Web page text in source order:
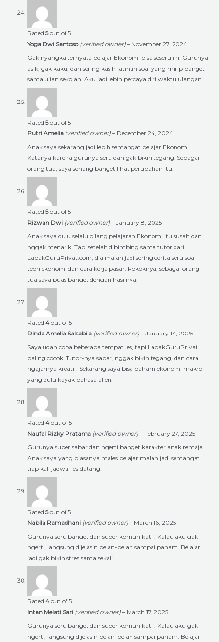
Rated 5out of 5
Yoga Dwi Santoso (verified owner) – November 27, 2024
Gak nyangka ternyata belajar Ekonomi bisa seseru ini. Gurunya
asik, gak kaku, dan sering kasih latihan soal yang mirip banget
sama ujian sekolah. Aku jadi lebih percaya diri waktu ulangan.
Rated 5out of 5
Putri Amelia (verified owner) – December 24, 2024
Anak saya sekarang jadi lebih semangat belajar Ekonomi.
Katanya karena gurunya seru dan gak bikin tegang. Sebagai
orang tua, saya senang banget lihat perubahan itu.
Rated 5out of 5
Rizwan Dwi (verified owner) – January 8, 2025
Anak saya dulu selalu bilang pelajaran Ekonomi itu susah dan
nggak menarik. Tapi setelah dibimbing sama tutor dari
LapakGuruPrivat.com, dia malah jadi sering cerita seru soal
teori ekonomi dan cara kerja pasar. Pokoknya, sebagai orang
tua saya puas banget dengan hasilnya.
Rated 4 out of 5
Dinda Amelia Salsabila (verified owner) – January 14, 2025
Saya udah coba beberapa tempat les, tapi LapakGuruPrivat
paling cocok. Tutor-nya sabar, nggak bikin tegang, dan cara
ngajarnya kreatif. Sekarang saya bisa paham ekonomi makro
yang dulu kayak bahasa alien.
Rated 4 out of 5
Naufal Rizky Pratama (verified owner) – February 27, 2025
Gurunya super sabar dan ngerti banget karakter anak remaja.
Anak saya yang biasanya males belajar malah jadi semangat
tiap kali jadwal les datang.
Rated 5out of 5
Nabila Ramadhani (verified owner) – March 16, 2025
Gurunya seru banget dan super komunikatif. Kalau aku gak
ngerti, langsung dijelasin pelan-pelan sampai paham. Belajar
jadi gak bikin stres sama sekali.
Rated 4 out of 5
Intan Melati Sari (verified owner) – March 17, 2025
Gurunya seru banget dan super komunikatif. Kalau aku gak
ngerti, langsung dijelasin pelan-pelan sampai paham. Belajar